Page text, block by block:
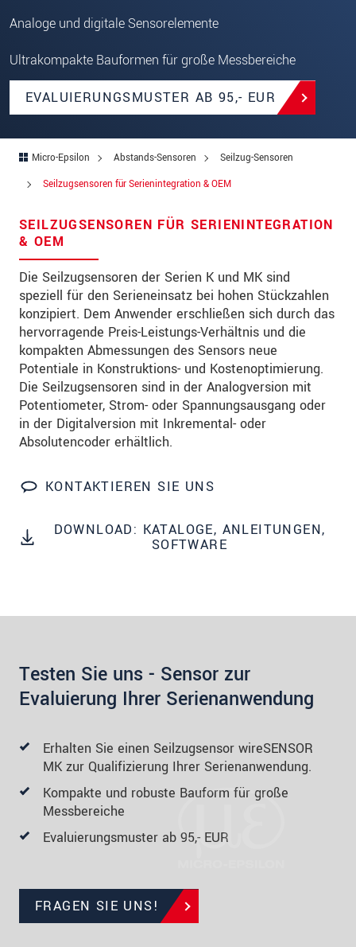
Analoge und digitale Sensorelemente
Ultrakompakte Bauformen für große Messbereiche
EVALUIERUNGSMUSTER AB 95,- EUR
Micro-Epsilon Abstands-Sensoren
Seilzug-Sensoren
Seilzugsensoren für Serienintegration & OEM
SEILZUGSENSOREN FÜR SERIENINTEGRATION
& OEM
Die Seilzugsensoren der Serien K und MK sind
speziell für den Serieneinsatz bei hohen Stückzahlen
konzipiert. Dem Anwender erschließen sich durch das
hervorragende Preis-Leistungs-Verhältnis und die
kompakten Abmessungen des Sensors neue
Potentiale in Konstruktions- und Kostenoptimierung.
Die Seilzugsensoren sind in der Analogversion mit
Potentiometer, Strom- oder Spannungsausgang oder
in der Digitalversion mit Inkremental- oder
Absolutencoder erhältlich.
KONTAKTIEREN SIE UNS
DOWNLOAD: KATALOGE, ANLEITUNGEN,
SOFTWARE
Testen Sie uns - Sensor zur
Evaluierung Ihrer Serienanwendung
Erhalten Sie einen Seilzugsensor wireSENSOR
MK zur Qualifizierung Ihrer Serienanwendung.
Kompakte und robuste Bauform für große
Messbereiche
Evaluierungsmuster ab 95,- EUR
FRAGEN SIE UNS!
PLZ
Ort*
Land*
Telefon
Email
Bitte halten Sie mich per Mail über
Produktinnovationen auf dem Laufenden
* Pflichtangaben
Wir behandeln Ihre Daten vertraulich. Bitte lesen Sie
dazu unsereDatenschutzerklärung.
SENDEN